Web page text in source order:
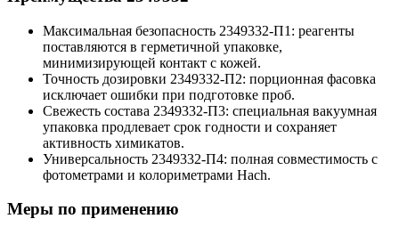
Максимальная безопасность 2349332-П1: реагенты
поставляются в герметичной упаковке,
минимизирующей контакт с кожей.
Точность дозировки 2349332-П2: порционная фасовка
исключает ошибки при подготовке проб.
Свежесть состава 2349332-П3: специальная вакуумная
упаковка продлевает срок годности и сохраняет
активность химикатов.
Универсальность 2349332-П4: полная совместимость с
фотометрами и колориметрами Hach.
Меры по применению